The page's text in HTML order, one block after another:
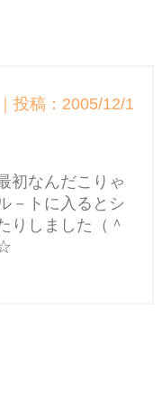
投稿：2005/12/1
初なんだこりゃ
－トに入るとシ
りしました（＾